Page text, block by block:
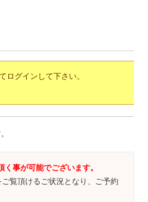
ログインして下さい。
事が可能でございます。
覧頂けるご状況となり、ご予約